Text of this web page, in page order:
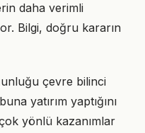
daha verimli
Bilgi, doğru kararın
çevre bilinci
yatırım yaptığını
yönlü kazanımlar